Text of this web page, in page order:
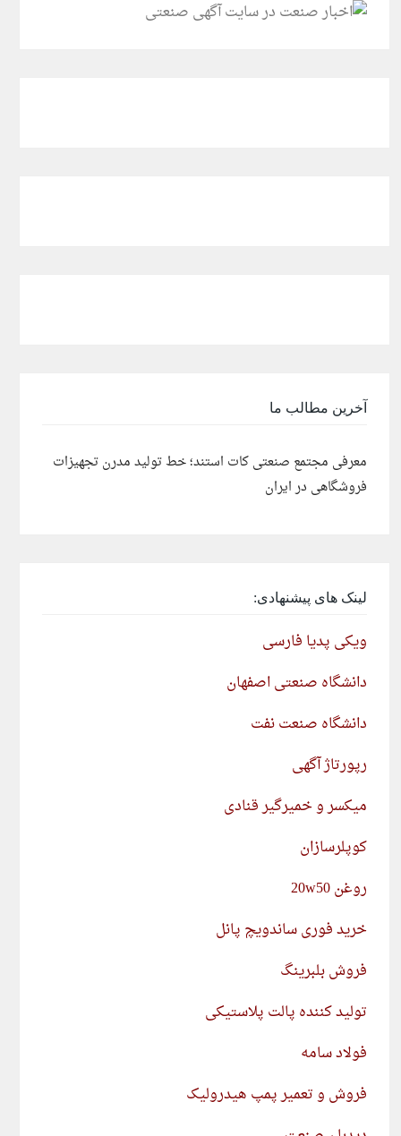
آخرین مطالب ما
معرفی مجتمع صنعتی کات استند؛ خط تولید مدرن تجهیزات
فروشگاهی در ایران
لینک های پیشنهادی:
ویکی پدیا فارسی
دانشگاه صنعتی اصفهان
دانشگاه صنعت نفت
رپورتاژ آگهی
میکسر و خمیرگیر قنادی
کوپلرسازان
روغن 20w50
خرید فوری ساندویچ پانل
فروش بلبرینگ
تولید کننده پالت پلاستیکی
فولاد سامه
فروش و تعمیر پمپ هیدرولیک